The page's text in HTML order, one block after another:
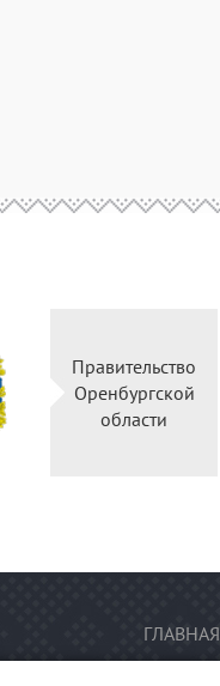
Правительство
Оренбургской
области
ГЛАВНАЯ